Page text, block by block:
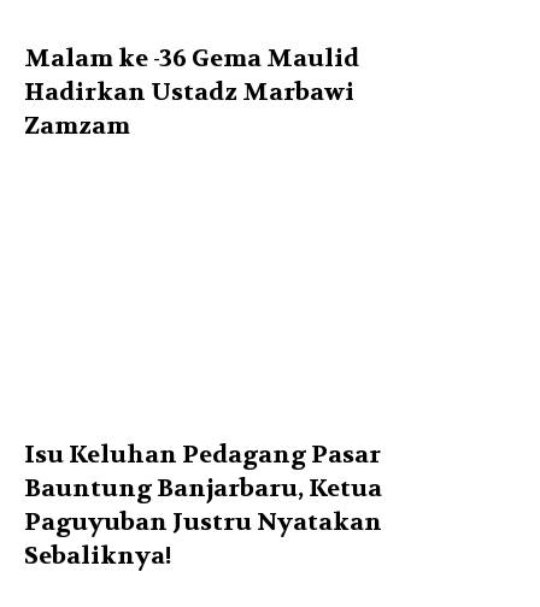
Malam ke -36 Gema Maulid
Hadirkan Ustadz Marbawi
Zamzam
Isu Keluhan Pedagang Pasar
Bauntung Banjarbaru, Ketua
Paguyuban Justru Nyatakan
Sebaliknya!